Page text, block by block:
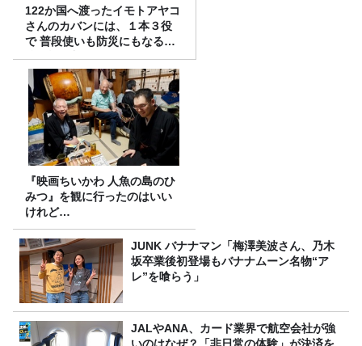
122か国へ渡ったイモトアヤコ
さんのカバンには、１本３役
で 普段使いも防災にもなる最
強の棒が入っていた！
『映画ちいかわ 人魚の島のひ
みつ』を観に行ったのはいい
けれど…
JUNK バナナマン「梅澤美波さん、乃木
坂卒業後初登場もバナナムーン名物“ア
レ”を喰らう」
JALやANA、カード業界で航空会社が強